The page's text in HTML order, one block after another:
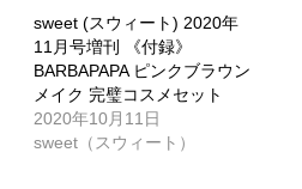
sweet (スウィート) 2020年
11月号増刊 《付録》
BARBAPAPA ピンクブラウン
メイク 完璧コスメセット
2020年10月11日
sweet（スウィート）